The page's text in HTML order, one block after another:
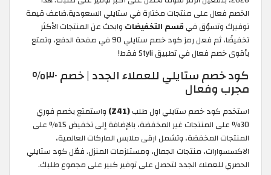
الخصم فعال على منتجات مختارة في ستايلي السعودية.ضاعف قيمة
توفيرك وتسوّق في قسم التخفيضات وابحث عن المنتجات الأكثر
تخفيضًا، ثم فعل رمز كود خصم ستايلي 90 في صفحة الدفع، وتمتع
بأقوى خصم فعال في تطبيق Styli فقط!
كود خصم ستايلي للعملاء الجدد | خصم ٣٠%
مجرب وفعال
استخدم كود خصم ستايلي اول طلب(Z41)
واستمتع بخصم فوري
30% على المنتجات غير المخفضة، بالإضافة إلى تخفيض 15% على
المنتجات المخفضة، وتشمل ارقى ملابس الماركات العالمية،
الاكسسوارات، منتجات الجمال، ومستلزمات المنزل. فعّل كود ستايلي
الحصري للعملاء الجدد لتحصل على توفير كبير على مجموع طلبك.